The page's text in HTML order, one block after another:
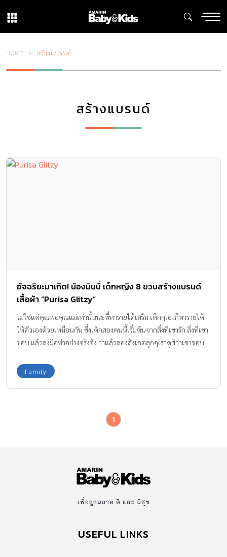
HOME สร้างแบรนด์
สร้างแบรนด์
อัจฉริยะมาเกิด! น้องมินนี่ เด็กหญิง 8 ขวบสร้างแบรนด์
เสื้อผ้า “Purisa Glitzy”
ไม่ใช่แค่คุณพ่อคุณแม่เท่านั้นนะที่หารายได้เสริม เด็กๆเองก็หารายได้
ให้ตัวเองด้วยเหมือนกัน ซึ่งเด็กสองคนนี้เริ่มต้นจากสิ่งที่เขารัก สิ่งที่เขา
ชอบ แล้วลงมือทำอย่างจริงจัง ว่าแล้วลองสังเกตลูกๆเราดูสิว่าเขาชอบ
Family
1
เพื่อลูกฉลาด ดี และ มีสุข
USEFUL LINKS